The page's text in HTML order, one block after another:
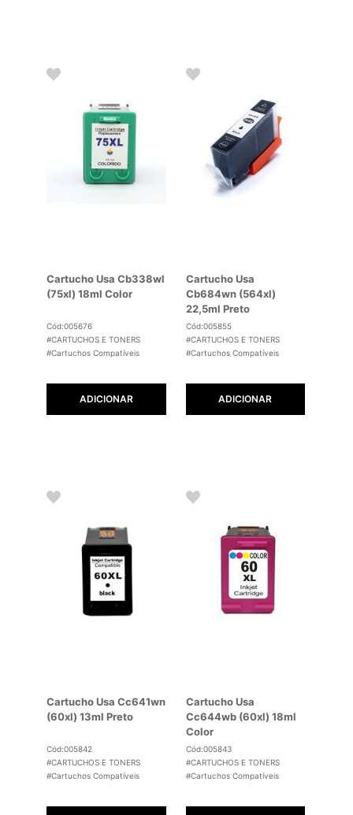
Cartucho Usa Cb338wl
(75xl) 18ml Color
Cód:005676
#CARTUCHOS E TONERS
#Cartuchos Compatíveis
ADICIONAR
Cartucho Usa
Cb684wn (564xl)
22,5ml Preto
Cód:005855
#CARTUCHOS E TONERS
#Cartuchos Compatíveis
ADICIONAR
Cartucho Usa Cc641wn
(60xl) 13ml Preto
Cód:005842
#CARTUCHOS E TONERS
#Cartuchos Compatíveis
Cartucho Usa
Cc644wb (60xl) 18ml
Color
Cód:005843
#CARTUCHOS E TONERS
#Cartuchos Compatíveis